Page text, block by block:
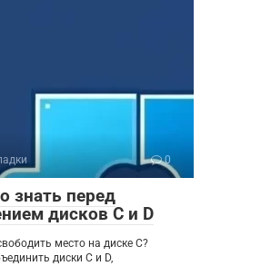
0
знать перед
дисков C и D
место на диске C?
диски C и D,